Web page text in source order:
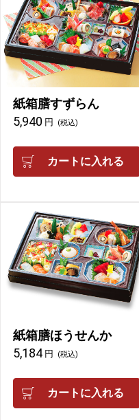
紙箱膳すずらん
5,940 円 (税込)
カートに入れる
紙箱膳ほうせんか
5,184 円 (税込)
カートに入れる